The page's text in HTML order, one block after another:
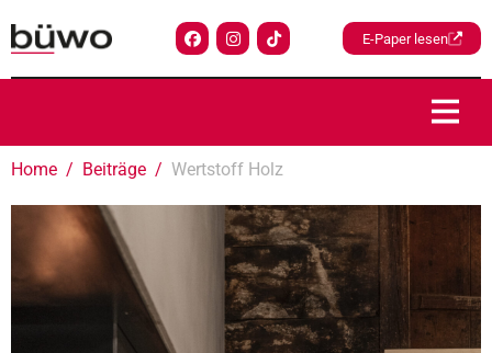
E-Paper lesen
Home Beiträge Wertstoff Holz